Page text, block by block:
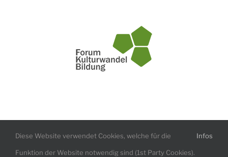
Impressum Datenschutzerklärung
Diese Website verwendet Cookies, welche für die
Funktion der Website notwendig sind (1st Party Cookies).
Infos